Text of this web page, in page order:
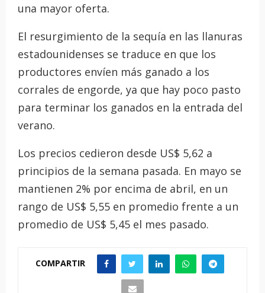
una mayor oferta.
El resurgimiento de la sequía en las llanuras
estadounidenses se traduce en que los
productores envíen más ganado a los
corrales de engorde, ya que hay poco pasto
para terminar los ganados en la entrada del
verano.
Los precios cedieron desde US$ 5,62 a
principios de la semana pasada. En mayo se
mantienen 2% por encima de abril, en un
rango de US$ 5,55 en promedio frente a un
promedio de US$ 5,45 el mes pasado.
COMPARTIR